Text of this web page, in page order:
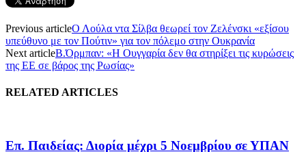
Previous articleΟ Λούλα ντα Σίλβα θεωρεί τον Ζελένσκι «εξίσου
υπεύθυνο με τον Πούτιν» για τον πόλεμο στην Ουκρανία
Next articleΒ.Όρμπαν: «Η Ουγγαρία δεν θα στηρίξει τις κυρώσεις
της ΕΕ σε βάρος της Ρωσίας»
RELATED ARTICLES
Επ. Παιδείας: Διορία μέχρι 5 Νοεμβρίου σε ΥΠΑΝ